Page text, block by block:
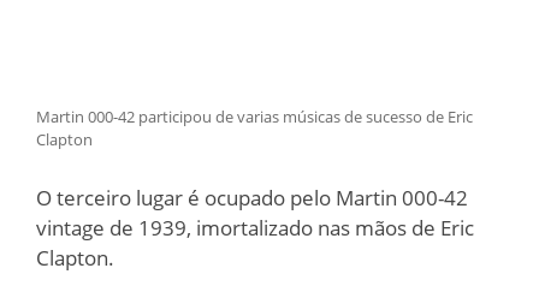
Martin 000-42 participou de varias músicas de sucesso de Eric
Clapton
O terceiro lugar é ocupado pelo Martin 000-42
vintage de 1939, imortalizado nas mãos de Eric
Clapton.